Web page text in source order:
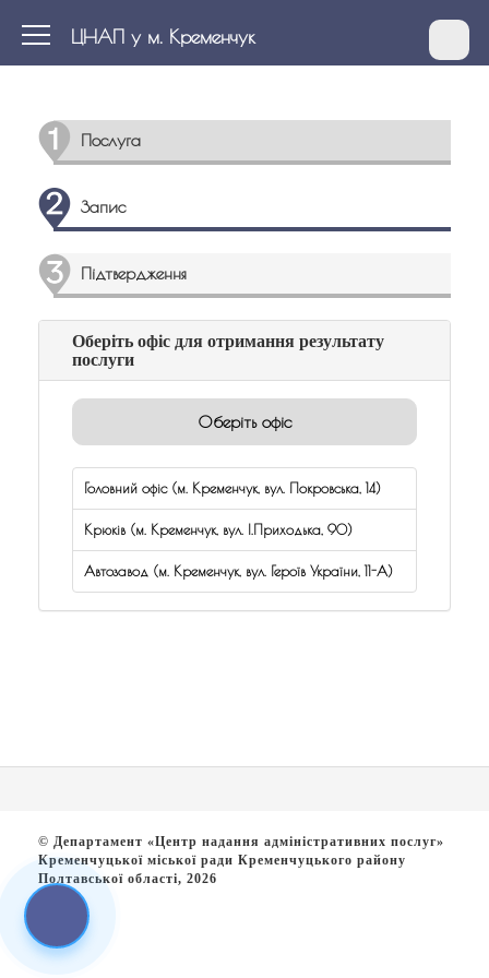
ЦНАП у м. Кременчук
Послуга
Запис
Підтвердження
Оберіть офіс для отримання результату
послуги
Оберіть офіс
Головний офіс (м. Кременчук, вул. Покровська, 14)
Крюків (м. Кременчук, вул. І.Приходька, 90)
Автозавод (м. Кременчук, вул. Героїв України, 11-А)
© Департамент «Центр надання адміністративних послуг»
Кременчуцької міської ради Кременчуцького району
Полтавської області, 2026